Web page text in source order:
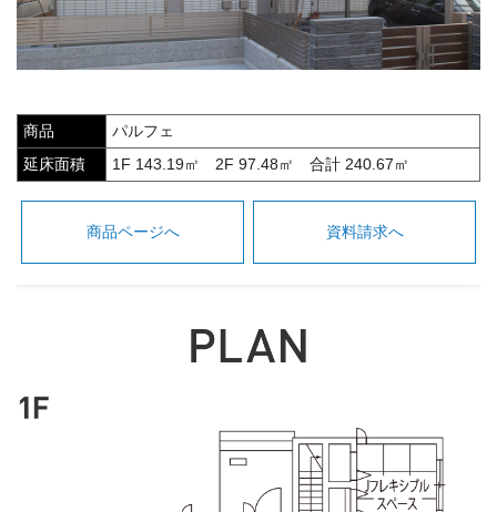
商品
パルフェ
延床面積
1F 143.19㎡ 2F 97.48㎡ 合計 240.67㎡
商品ページへ 資料請求へ